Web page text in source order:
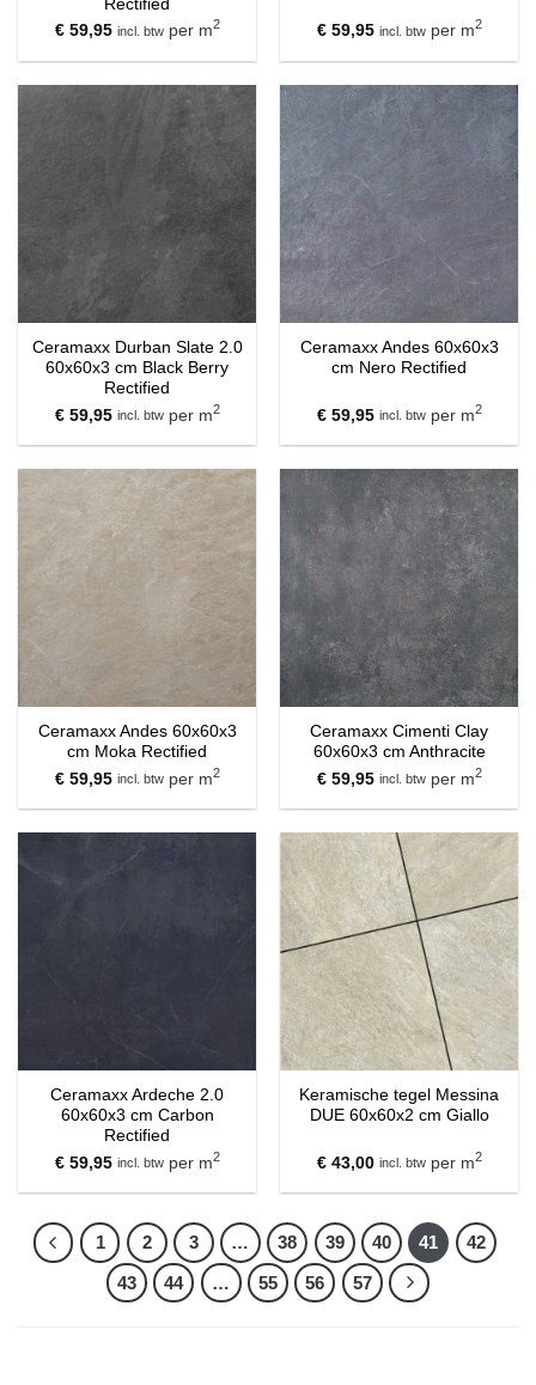
Rectified
€59,95 incl. btwper m2 €59,95 incl. btwper m2
Ceramaxx Durban Slate 2.0
60x60x3 cm Black Berry
Rectified
€59,95 incl. btwper m2
Ceramaxx Andes 60x60x3
cm Nero Rectified
€59,95 incl. btwper m2
Ceramaxx Andes 60x60x3
cm Moka Rectified
€59,95 incl. btwper m2
Ceramaxx Cimenti Clay
60x60x3 cm Anthracite
€59,95 incl. btwper m2
Ceramaxx Ardeche 2.0
60x60x3 cm Carbon
Rectified
€59,95 incl. btwper m2
Keramische tegel Messina
DUE 60x60x2 cm Giallo
€43,00 incl. btwper m2
1 2 3 … 38 39 40 41
42
43
44 … 55 56 57